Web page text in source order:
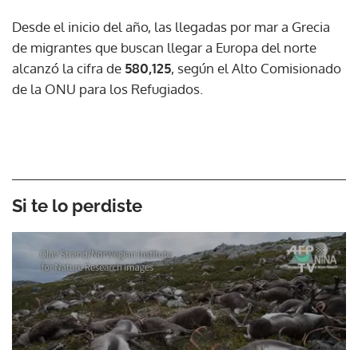
Desde el inicio del año, las llegadas por mar a Grecia
de migrantes que buscan llegar a Europa del norte
alcanzó la cifra de 580,125, según el Alto Comisionado
de la ONU para los Refugiados.
Si te lo perdiste